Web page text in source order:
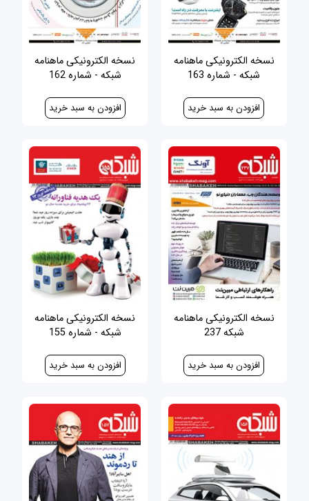
نسخه الکترونیکی ماهنامه
شبکه - شماره 163
نسخه الکترونیکی ماهنامه
شبکه - شماره 162
نسخه الکترونیکی ماهنامه
شبکه 237
نسخه الکترونیکی ماهنامه
شبکه - شماره 155